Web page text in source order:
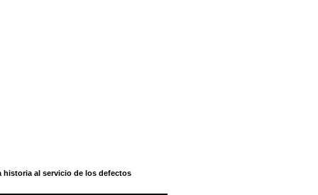
historia al servicio de los defectos